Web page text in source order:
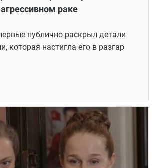
раке
публично раскрыл детали
которая настигла его в разгар